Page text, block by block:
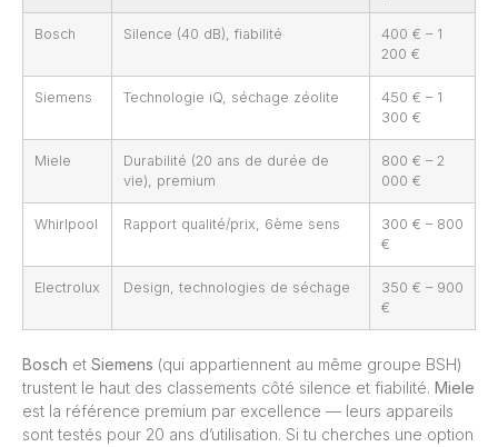
Bosch Silence (40 dB), fiabilité
400 € – 1
200 €
Siemens Technologie iQ, séchage zéolite
450 € – 1
300 €
Miele
Durabilité (20 ans de durée de
vie), premium
800 € – 2
000 €
Whirlpool Rapport qualité/prix, 6ème sens
300 € – 800
€
Electrolux Design, technologies de séchage
350 € – 900
€
Bosch et Siemens (qui appartiennent au même groupe BSH)
trustent le haut des classements côté silence et fiabilité. Miele
est la référence premium par excellence — leurs appareils
sont testés pour 20 ans d’utilisation. Si tu cherches une option